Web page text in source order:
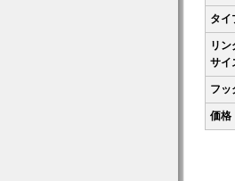
タイ
リン
サイ
フッ
価格